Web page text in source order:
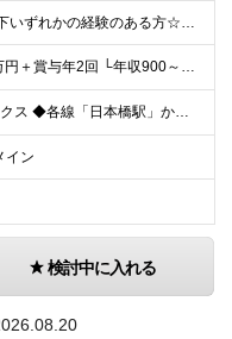
☆高卒以上 ★☆以下いずれかの経験のある方☆★ ◎大手や中小企業での顧客折衝・提案に関する経験 ◎SIerや事業会社における上流工程（顧客折衝・提案等）の経験 ◎PL・PMの実務経験 ◎コンサルティ
◇月給42万～100万円＋賞与年2回 └年収900～1600万円可能 ★☆年収例☆★ ◎37歳・元開発エンジニア └年収900万（2年後に年収150万UP実績） ◎40歳・元SierのPM └年収1
◆リモート×フレックス ◆各線「日本橋駅」から徒歩1分 【本社】 東京都中央区日本橋2-1-3 アーバンネット日本橋二丁目ビル6階 ※変更の範囲：上記を除く当社関連勤務地
イン
検討中に入れる